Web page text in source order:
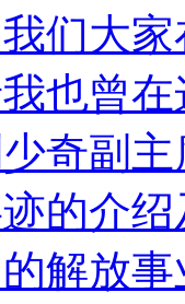
们大
也曾
奇副
的介
解放